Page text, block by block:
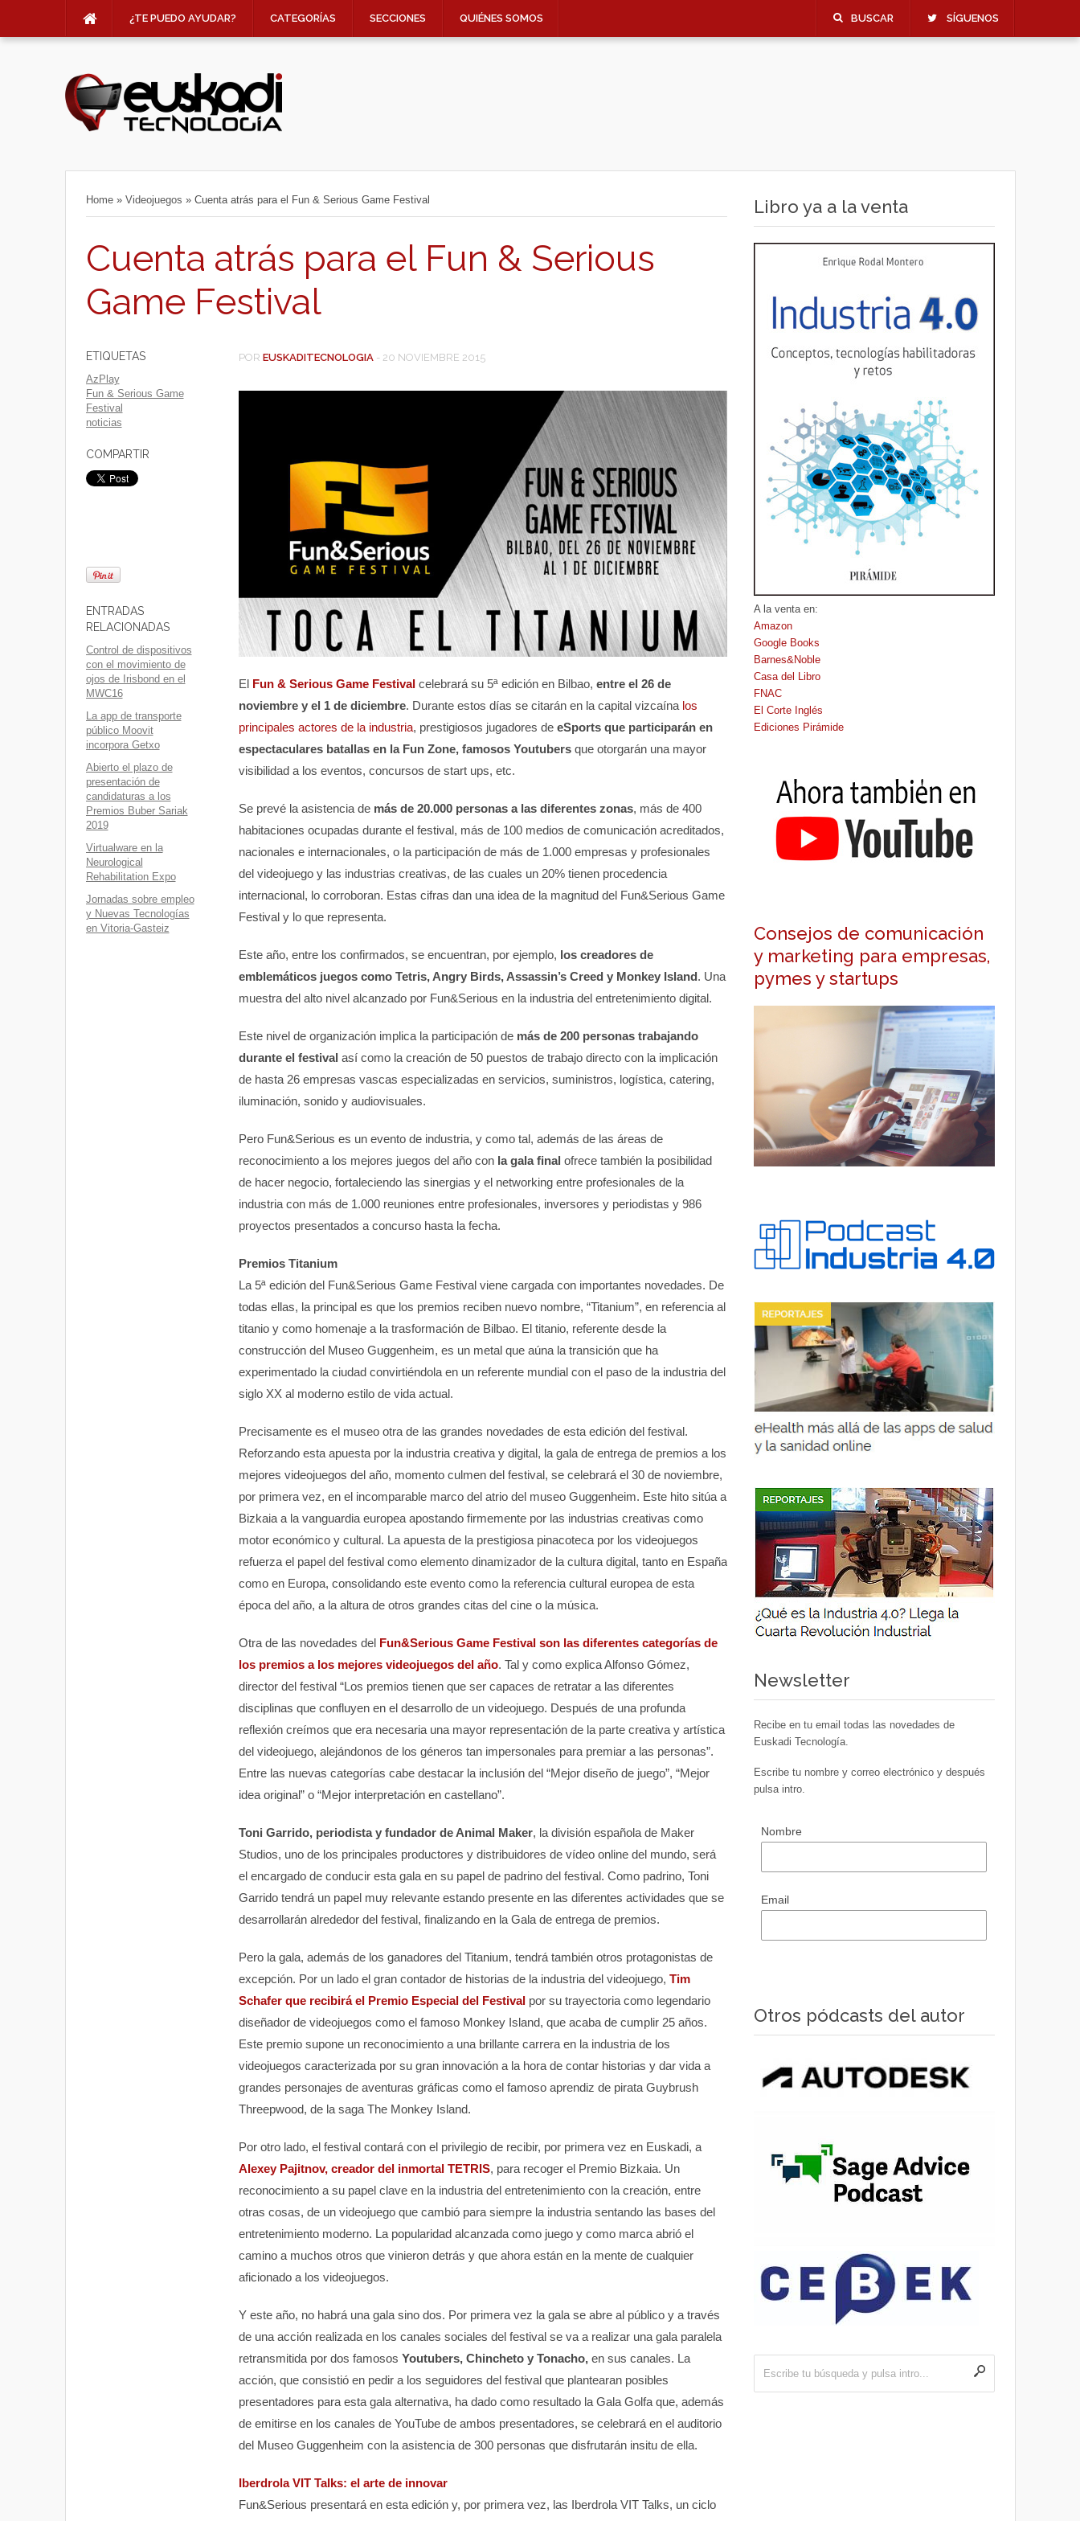
¿TE PUEDO AYUDAR? CATEGORÍAS SECCIONES QUIÉNES SOMOS BUSCAR SÍGUENOS
Home » Videojuegos » Cuenta atrás para el Fun & Serious Game Festival
Cuenta atrás para el Fun & Serious
Game Festival
ETIQUETAS
AzPlay
Fun & Serious Game
Festival
noticias
COMPARTIR
ENTRADAS
RELACIONADAS
Control de dispositivos
con el movimiento de
ojos de Irisbond en el
MWC16
La app de transporte
público Moovit
incorpora Getxo
Abierto el plazo de
presentación de
candidaturas a los
Premios Buber Sariak
2019
Virtualware en la
Neurological
Rehabilitation Expo
Jornadas sobre empleo
y Nuevas Tecnologías
en Vitoria-Gasteiz
POR EUSKADITECNOLOGIA - 20 NOVIEMBRE 2015
El Fun & Serious Game Festivalcelebrará su 5ª edición en Bilbao, entre el 26 de
noviembre y el 1 de diciembre. Durante estos días se citarán en la capital vizcaínalos
principales actores de la industria, prestigiosos jugadores de eSports que participarán en
espectaculares batallas en la Fun Zone, famosos Youtubersque otorgarán una mayor
visibilidad a los eventos, concursos de start ups, etc.
Se prevé la asistencia demás de 20.000 personas a las diferentes zonas, más de 400
habitaciones ocupadas durante el festival, más de 100 medios de comunicación acreditados,
nacionales e internacionales, o la participación de más de 1.000 empresas y profesionales
del videojuego y las industrias creativas, de las cuales un 20% tienen procedencia
internacional, lo corroboran. Estas cifras dan una idea de la magnitud del Fun&Serious Game
Festival y lo que representa.
Este año, entre los confirmados, se encuentran, por ejemplo, los creadores de
emblemáticos juegos como Tetris, Angry Birds, Assassin’s Creed y Monkey Island. Una
muestra del alto nivel alcanzado por Fun&Serious en la industria del entretenimiento digital.
Este nivel de organización implica la participación de más de 200 personas trabajando
durante el festival así como la creación de 50 puestos de trabajo directo con la implicación
de hasta 26 empresas vascas especializadas en servicios, suministros, logística, catering,
iluminación, sonido y audiovisuales.
Pero Fun&Serious es un evento de industria, y como tal, además de las áreas de
reconocimiento a los mejores juegos del año con la gala final ofrece también la posibilidad
de hacer negocio, fortaleciendo las sinergias y el networking entre profesionales de la
industria con más de 1.000 reuniones entre profesionales, inversores y periodistas y 986
proyectos presentados a concurso hasta la fecha.
Premios Titanium
La 5ª edición del Fun&Serious Game Festival viene cargada con importantes novedades. De
todas ellas, la principal es que los premios reciben nuevo nombre, “Titanium”, en referencia al
titanio y como homenaje a la trasformación de Bilbao. El titanio, referente desde la
construcción del Museo Guggenheim, es un metal que aúna la transición que ha
experimentado la ciudad convirtiéndola en un referente mundial con el paso de la industria del
siglo XX al moderno estilo de vida actual.
Precisamente es el museo otra de las grandes novedades de esta edición del festival.
Reforzando esta apuesta por la industria creativa y digital, la gala de entrega de premios a los
mejores videojuegos del año, momento culmen del festival, se celebrará el 30 de noviembre,
por primera vez, en el incomparable marco del atrio del museo Guggenheim. Este hito sitúa a
Bizkaia a la vanguardia europea apostando firmemente por las industrias creativas como
motor económico y cultural. La apuesta de la prestigiosa pinacoteca por los videojuegos
refuerza el papel del festival como elemento dinamizador de la cultura digital, tanto en España
como en Europa, consolidando este evento como la referencia cultural europea de esta
época del año, a la altura de otros grandes citas del cine o la música.
Otra de las novedades del Fun&Serious Game Festival son las diferentes categorías de
los premios a los mejores videojuegos del año. Tal y como explica Alfonso Gómez,
director del festival “Los premios tienen que ser capaces de retratar a las diferentes
disciplinas que confluyen en el desarrollo de un videojuego. Después de una profunda
reflexión creímos que era necesaria una mayor representación de la parte creativa y artística
del videojuego, alejándonos de los géneros tan impersonales para premiar a las personas”.
Entre las nuevas categorías cabe destacar la inclusión del “Mejor diseño de juego”, “Mejor
idea original” o “Mejor interpretación en castellano”.
Toni Garrido, periodista y fundador de Animal Maker, la división española de Maker
Studios, uno de los principales productores y distribuidores de vídeo online del mundo, será
el encargado de conducir esta gala en su papel de padrino del festival. Como padrino, Toni
Garrido tendrá un papel muy relevante estando presente en las diferentes actividades que se
desarrollarán alrededor del festival, finalizando en la Gala de entrega de premios.
Pero la gala, además de los ganadores del Titanium, tendrá también otros protagonistas de
excepción. Por un lado el gran contador de historias de la industria del videojuego, Tim
Schafer que recibirá el Premio Especial del Festival por su trayectoria como legendario
diseñador de videojuegos como el famoso Monkey Island, que acaba de cumplir 25 años.
Este premio supone un reconocimiento a una brillante carrera en la industria de los
videojuegos caracterizada por su gran innovación a la hora de contar historias y dar vida a
grandes personajes de aventuras gráficas como el famoso aprendiz de pirata Guybrush
Threepwood, de la saga The Monkey Island.
Por otro lado, el festival contará con el privilegio de recibir, por primera vez en Euskadi, a
Alexey Pajitnov, creador del inmortal TETRIS, para recoger el Premio Bizkaia. Un
reconocimiento a su papel clave en la industria del entretenimiento con la creación, entre
otras cosas, de un videojuego que cambió para siempre la industria sentando las bases del
entretenimiento moderno. La popularidad alcanzada como juego y como marca abrió el
camino a muchos otros que vinieron detrás y que ahora están en la mente de cualquier
aficionado a los videojuegos.
Y este año, no habrá una gala sino dos. Por primera vez la gala se abre al público y a través
de una acción realizada en los canales sociales del festival se va a realizar una gala paralela
retransmitida por dos famosos Youtubers, Chincheto y Tonacho,en sus canales. La
acción, que consistió en pedir a los seguidores del festival que plantearan posibles
presentadores para esta gala alternativa, ha dado como resultado la Gala Golfa que, además
de emitirse en los canales de YouTube de ambos presentadores, se celebrará en el auditorio
del Museo Guggenheim con la asistencia de 300 personas que disfrutarán insitu de ella.
Iberdrola VIT Talks: el arte de innovar
Fun&Serious presentará en esta edición y, por primera vez, las Iberdrola VIT Talks, un ciclo
Libro ya a la venta
A la venta en:
Amazon
Google Books
Barnes&Noble
Casa del Libro
FNAC
El Corte Inglés
Ediciones Pirámide
Consejos de comunicación
y marketing para empresas,
pymes y startups
Newsletter
Recibe en tu email todas las novedades de
Euskadi Tecnología.
Escribe tu nombre y correo electrónico y después
pulsa intro.
Nombre
Email
Otros pódcasts del autor